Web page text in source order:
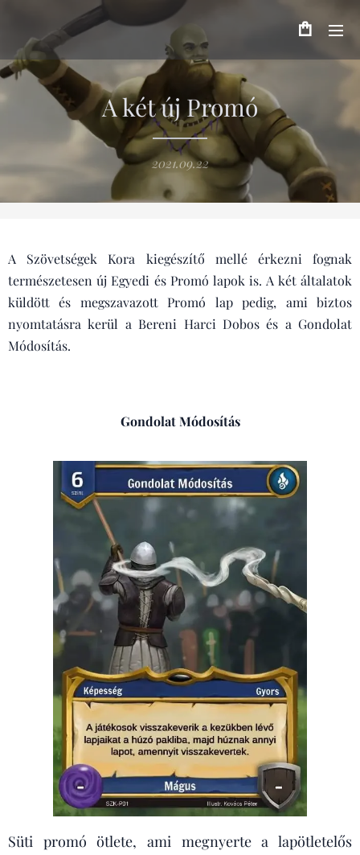
A két új Promó
2021.09.22
A Szövetségek Kora kiegészítő mellé érkezni fognak
természetesen új Egyedi és Promó lapok is. A két általatok
küldött és megszavazott Promó lap pedig, ami biztos
nyomtatásra kerül a Bereni Harci Dobos és a Gondolat
Módosítás.
Gondolat Módosítás
Süti promó ötlete, ami megnyerte a lapötletelős